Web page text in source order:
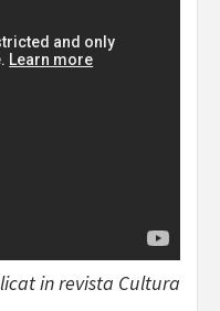
in revista Cultura